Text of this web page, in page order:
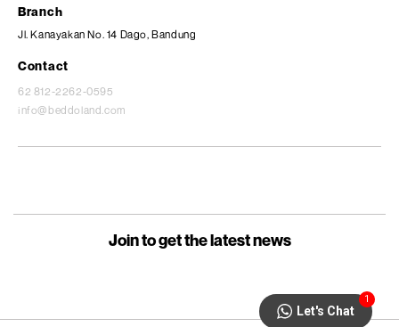
Branch
Jl. Kanayakan No. 14 Dago, Bandung
Contact
62 812-2262-0595
info@beddoland.com
Join to get the latest news
Let's Chat
1